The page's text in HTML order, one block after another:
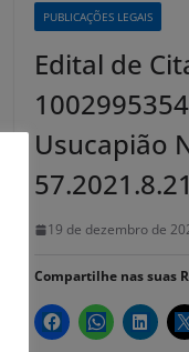
PUBLICAÇÕES LEGAIS
Edital de
Usucapião
19 de dezembro de
Compartilhe nas suas